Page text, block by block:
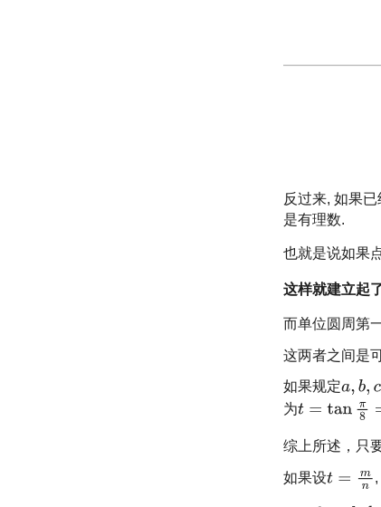
反过来, 如果已
是有理数.
也就是说如果
这样就建立起
而单位圆周第
这两者之间是
如果规定
为
综上所述，只
如果设